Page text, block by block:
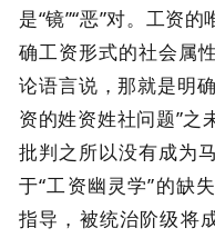
是“镜”“恶”对。工资
确工资形式的社会属
论语言说，那就是明
资的姓资姓社问题”之
批判之所以没有成为
于“工资幽灵学”的缺
指导，被统治阶级将